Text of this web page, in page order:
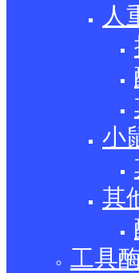
人
小
其
工具